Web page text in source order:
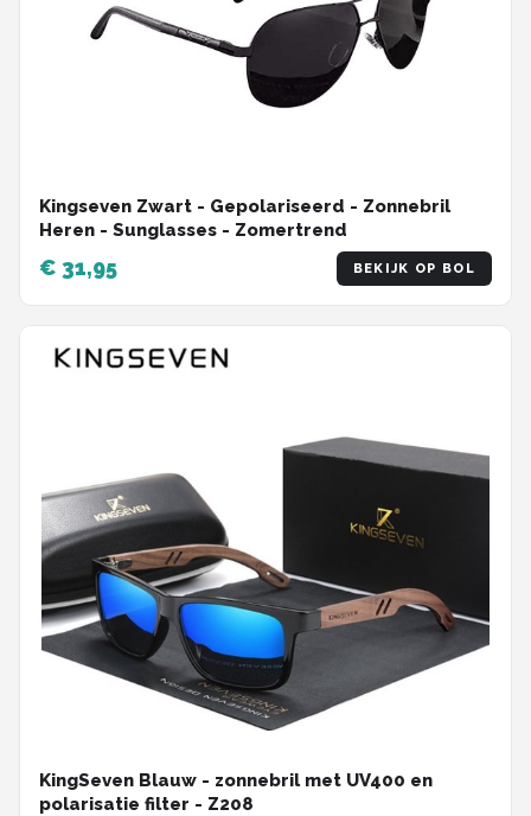
Kingseven Zwart - Gepolariseerd - Zonnebril
Heren - Sunglasses - Zomertrend
€ 31,95 BEKIJK OP BOL
KingSeven Blauw - zonnebril met UV400 en
polarisatie filter - Z208